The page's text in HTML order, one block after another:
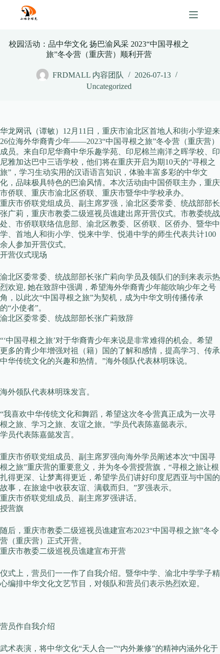
content
校园活动：品中华文化 扬巴渝风采 2023“中国寻根之
旅”冬令营（重庆营）顺利开营
FRDMALL 内容团队
2026-07-13
Uncategorized
华龙网讯（谭敏）12月11日，重庆市渝北区首地人和街小学迎来
26位海外华裔青少年——2023“中国寻根之旅”冬令营（重庆营）
成员。来自印尼华裔中华乐趣学苑、印尼棉兰南洋之晖学校、印
尼雅加达巴中三语学校，他们将在重庆开启为期10天的“寻根之
旅”，学习生动实用的汉语语言知识，体验丰富多彩的中华文
化，品味极具特色的巴渝风情。本次活动由中国侨联主办，重庆
市侨联、重庆市渝北区侨联、重庆市暨华中学校承办。
重庆市侨联党组成员、副主席罗强，渝北区委常委、统战部部长
张广莉，重庆市教委二级巡视员谯建出席开营仪式。市教委统战
处、市侨联联络信息部、渝北区教委、区侨联、区侨办、暨华中
学、首地人和街小学、悦来中学、悦港中学的师生代表共计100
余人参加开营仪式。
开营仪式现场
渝北区委常委、统战部部长张广莉向学员及领队们的到来表示热
烈欢迎, 她在致辞中强调，希望海外华裔青少年能吹响少年之号
角，以此次“中国寻根之旅”为契机，成为中华文明传播传承
的“小使者”。
渝北区委常委、统战部部长张广莉致辞
“‘中国寻根之旅’对于华裔青少年来说是非常难得的机会。希望
更多的青少年增强对祖（籍）国的了解和感情，提高学习、传承
中华传统文化的兴趣和热情。”海外领队代表林明珠说。
海外领队代表林明珠发言。
“我喜欢中华传统文化和舞蹈，希望这次冬令营真正成为一次寻
根之旅、学习之旅、友谊之旅。”学员代表陈嘉懿表示。
学员代表陈嘉懿发言。
重庆市侨联党组成员、副主席罗强向海外学员阐述本次“中国寻
根之旅”重庆营的重要意义，并为冬令营授营旗，“寻根之旅让根
扎得更深、让梦离得更近，希望学员们讲好印度尼西亚与中国的
故事，在旅途中收获友谊、满载而归。”罗强表示。
重庆市侨联党组成员、副主席罗强讲话。
授营旗
随后，重庆市教委二级巡视员谯建宣布2023“中国寻根之旅”冬令
营（重庆营）正式开营。
重庆市教委二级巡视员谯建宣布开营
仪式上，营员们一一作了自我介绍。暨华中学、渝北中学学子精
心编排中华文化文艺节目，对领队和营员们表示热烈欢迎。
营员作自我介绍
武术表演，将中华文化“天人合一”“内外兼修”的精神内涵外化于